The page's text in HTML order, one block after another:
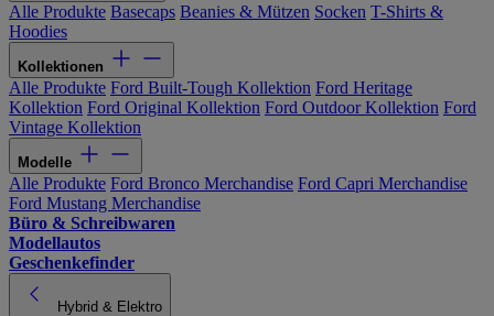
Alle Produkte Basecaps Beanies & Mützen Socken T-Shirts &
Hoodies
Kollektionen
Alle Produkte Ford Built-Tough Kollektion Ford Heritage
Kollektion Ford Original Kollektion Ford Outdoor Kollektion Ford
Vintage Kollektion
Modelle
Alle Produkte Ford Bronco Merchandise Ford Capri Merchandise
Ford Mustang Merchandise
Büro & Schreibwaren
Modellautos
Geschenkefinder
Hybrid & Elektro